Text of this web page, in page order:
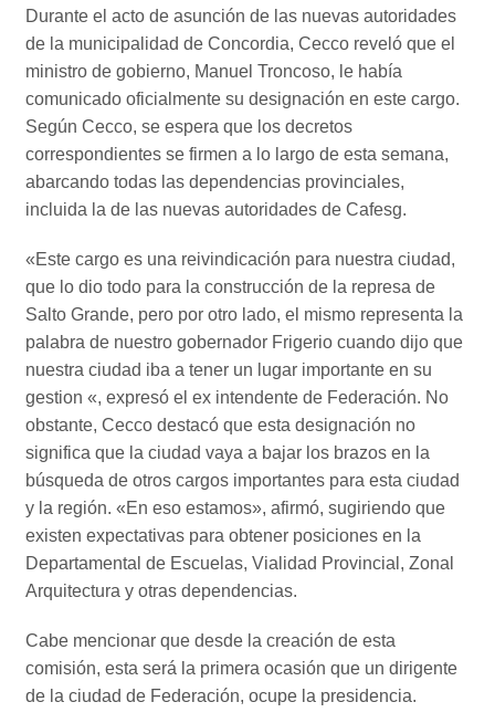
Durante el acto de asunción de las nuevas autoridades
de la municipalidad de Concordia, Cecco reveló que el
ministro de gobierno, Manuel Troncoso, le había
comunicado oficialmente su designación en este cargo.
Según Cecco, se espera que los decretos
correspondientes se firmen a lo largo de esta semana,
abarcando todas las dependencias provinciales,
incluida la de las nuevas autoridades de Cafesg.
«Este cargo es una reivindicación para nuestra ciudad,
que lo dio todo para la construcción de la represa de
Salto Grande, pero por otro lado, el mismo representa la
palabra de nuestro gobernador Frigerio cuando dijo que
nuestra ciudad iba a tener un lugar importante en su
gestion «, expresó el ex intendente de Federación. No
obstante, Cecco destacó que esta designación no
significa que la ciudad vaya a bajar los brazos en la
búsqueda de otros cargos importantes para esta ciudad
y la región. «En eso estamos», afirmó, sugiriendo que
existen expectativas para obtener posiciones en la
Departamental de Escuelas, Vialidad Provincial, Zonal
Arquitectura y otras dependencias.
Cabe mencionar que desde la creación de esta
comisión, esta será la primera ocasión que un dirigente
de la ciudad de Federación, ocupe la presidencia.